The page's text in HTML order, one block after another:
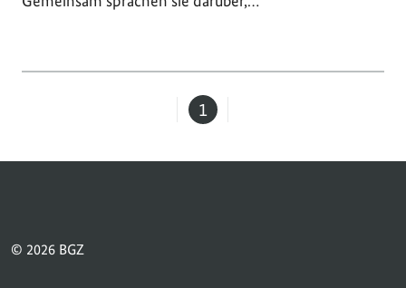
Seite
1
© 2026 BGZ